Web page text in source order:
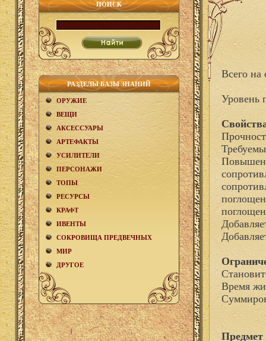
ПОИСК
РАЗДЕЛЫ БАЗЫ ЗНАНИЙ
ОРУЖИЕ
ВЕЩИ
АКCЕСCУАРЫ
АРТЕФАКТЫ
УСИЛИТЕЛИ
ПЕРСОНАЖИ
ТОПЫ
РЕСУРСЫ
КРАФТ
ИВЕНТЫ
СОКРОВИЩА ПРЕДВЕЧНЫХ
МИР
ДРУГОЕ
Всего на
Уровень
Время